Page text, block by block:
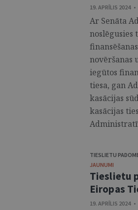
19. APRĪLIS 2024
Ar Senāta
noslēgusies
novēršanas
iegūtos
tiesa, gan
kasācijas
kasācijas
TIESLIETU
JAUNUMI
Tieslietu
Eiropas
19. APRĪLIS 2024